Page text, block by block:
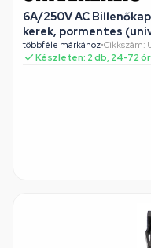
6A/250V AC
kerek, pormentes
többféle márkához•Cikkszám:
Készleten: 2 db, 24-72